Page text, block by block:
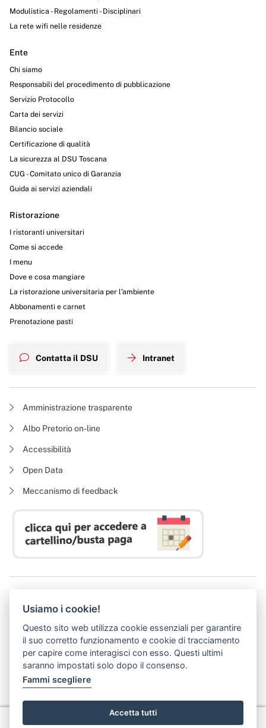
Modulistica - Regolamenti - Disciplinari
La rete wifi nelle residenze
Ente
Chi siamo
Responsabili del procedimento di pubblicazione
Servizio Protocollo
Carta dei servizi
Bilancio sociale
Certificazione di qualità
La sicurezza al DSU Toscana
CUG - Comitato unico di Garanzia
Guida ai servizi aziendali
Ristorazione
I ristoranti universitari
Come si accede
I menu
Dove e cosa mangiare
La ristorazione universitaria per l’ambiente
Abbonamenti e carnet
Prenotazione pasti
Contatta il DSU Intranet
Amministrazione trasparente
Albo Pretorio on-line
Accessibilità
Open Data
Meccanismo di feedback
P. I. 05913670484 | C. F. 94164020482
(abilitato alla ricezione di soli messaggi di posta elettronica certificata)
Usiamo i cookie!
Questo sito web utilizza cookie essenziali per garantire
il suo corretto funzionamento e cookie di tracciamento
per capire come interagisci con esso. Questi ultimi
saranno impostati solo dopo il consenso.
Fammi scegliere
Accetta tutti